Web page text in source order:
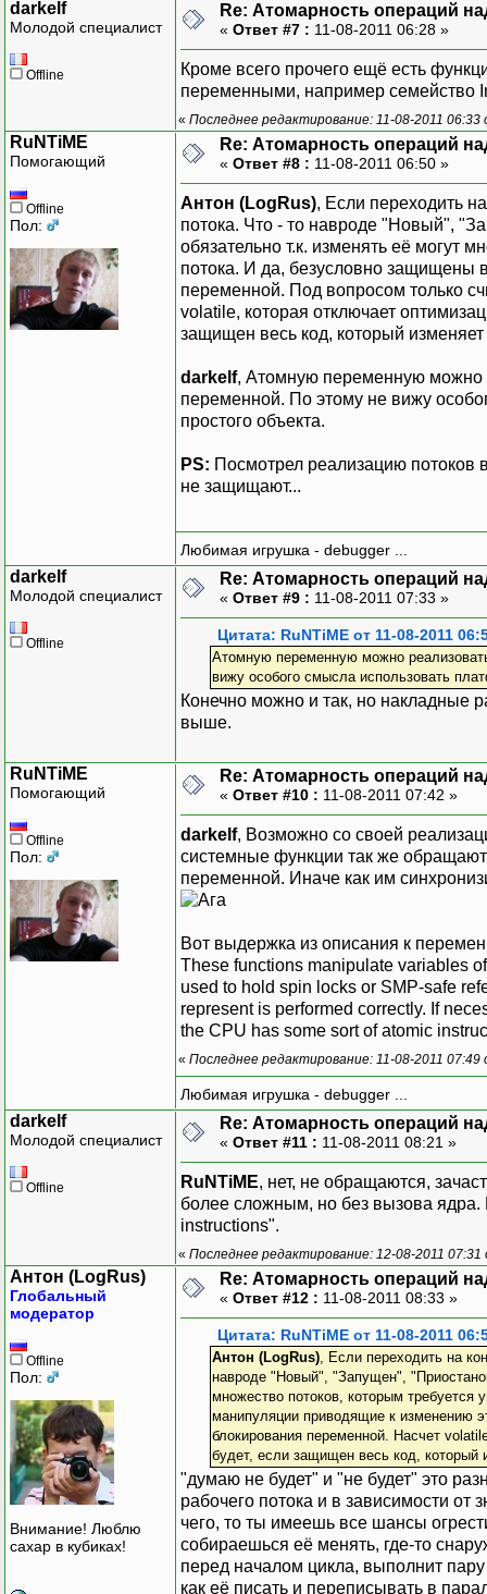
darkelf
Молодой специалист
Offline
Re: Атомарность операций
« Ответ #7 : 11-08-2011 06:28 »
Кроме всего прочего ещё есть
переменными, например семейство
« Последнее редактирование: 11-08-2011 06:33
RuNTiME
Помогающий
Offline
Пол:
Re: Атомарность операций
« Ответ #8 : 11-08-2011 06:50 »
Антон (LogRus), Если переходить
потока. Что - то навроде "Новый",
обязательно т.к. изменять её могут
потока. И да, безусловно защищены
переменной. Под вопросом только
volatile, которая отключает
защищен весь код, который
darkelf, Атомную переменную можно
переменной. По этому не вижу
простого объекта.
PS: Посмотрел реализацию потоков
не защищают...
Любимая игрушка - debugger ...
darkelf
Молодой специалист
Offline
Re: Атомарность операций
« Ответ #9 : 11-08-2011 07:33 »
Цитата: RuNTiME от 11-08-2011
Атомную переменную можно
вижу особого смысла использовать
Конечно можно и так, но накладные
выше.
RuNTiME
Помогающий
Offline
Пол:
Re: Атомарность операций
« Ответ #10 : 11-08-2011 07:42 »
darkelf, Возможно со своей
системные функции так же
переменной. Иначе как им
Вот выдержка из описания к
These functions manipulate variables
used to hold spin locks or SMP-safe
represent is performed correctly. If
the CPU has some sort of atomic
« Последнее редактирование: 11-08-2011 07:49
Любимая игрушка - debugger ...
darkelf
Молодой специалист
Offline
Re: Атомарность операций
« Ответ #11 : 11-08-2011 08:21 »
RuNTiME, нет, не обращаются,
более сложным, но без вызова ядра.
instructions".
« Последнее редактирование: 12-08-2011 07:31
Антон (LogRus)
Глобальный
модератор
Offline
Пол:
Внимание! Люблю
сахар в кубиках!
Re: Атомарность операций
« Ответ #12 : 11-08-2011 08:33 »
Цитата: RuNTiME от 11-08-2011
Антон (LogRus), Если переходить на
навроде "Новый", "Запущен",
множество потоков, которым
манипуляции приводящие к изменению
блокирования переменной. Насчет
будет, если защищен весь код, который
"думаю не будет" и "не будет" это
рабочего потока и в зависимости
чего, то ты имеешь все шансы
собираешься её менять, где-то
перед началом цикла, выполнит
как её писать и переписывать в